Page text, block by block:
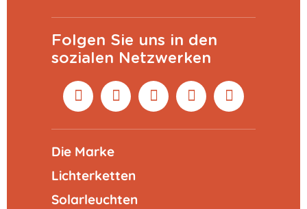
Folgen Sie uns in den
sozialen Netzwerken
Die Marke
Lichterketten
Solarleuchten